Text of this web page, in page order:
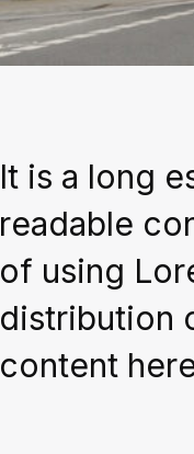
It is a long
readable
of using
distribution
content